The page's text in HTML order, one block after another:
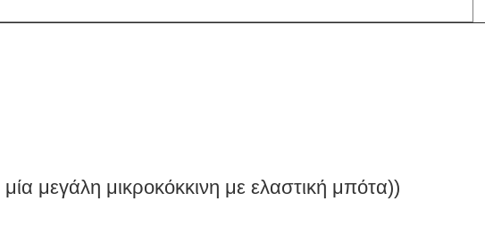
μεγάλη μικροκόκκινη με ελαστική μπότα))